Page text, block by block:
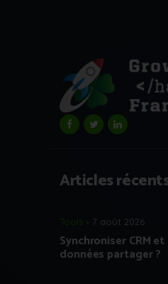
Articles
Tools 7 août 2026
Synchroniser CRM
données partager ?